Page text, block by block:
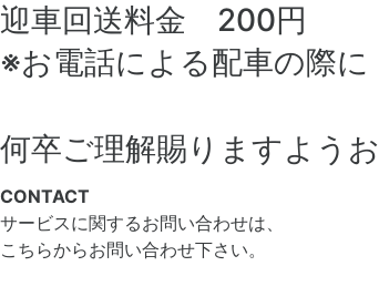
迎車回送料金 200円
※お電話による配車の際に
何卒ご理解賜りますよう
CONTACT
サービスに関するお問い合わせは、
こちらからお問い合わせ下さい。